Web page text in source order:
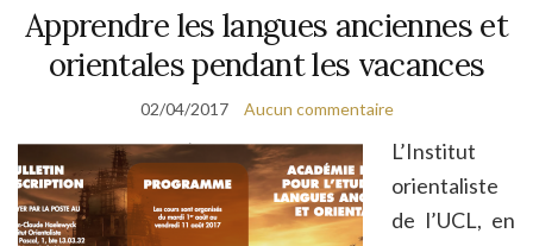
Apprendre les langues anciennes et
orientales pendant les vacances
02/04/2017 Aucun commentaire
L’Institut
orientaliste
de l’UCL, en